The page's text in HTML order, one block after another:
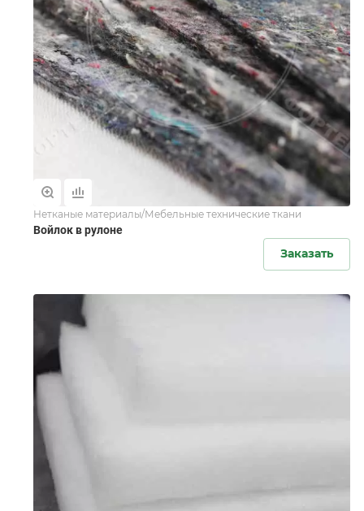
Нетканые материалы/Мебельные технические ткани
Войлок в рулоне
Заказать